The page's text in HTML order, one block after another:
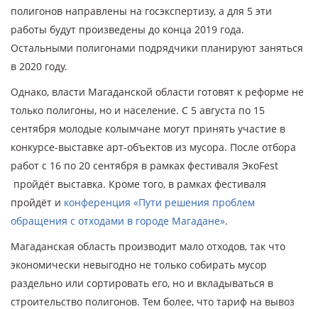
полигонов направлены на госэкспертизу, а для 5 эти
работы будут произведены до конца 2019 года.
Остальными полигонами подрядчики планируют заняться
в 2020 году.
Однако, власти Магаданской области готовят к реформе не
только полигоны, но и население. С 5 августа по 15
сентября молодые колымчане могут принять участие в
конкурсе-выставке арт-объектов из мусора. После отбора
работ с 16 по 20 сентября в рамках фестиваля ЭкоFest
пройдёт выставка. Кроме того, в рамках фестиваля
пройдёт и конференция «Пути решения проблем
обращения с отходами в городе Магадане».
Магаданская область производит мало отходов, так что
экономически невыгодно не только собирать мусор
раздельно или сортировать его, но и вкладываться в
строительство полигонов. Тем более, что тариф на вывоз